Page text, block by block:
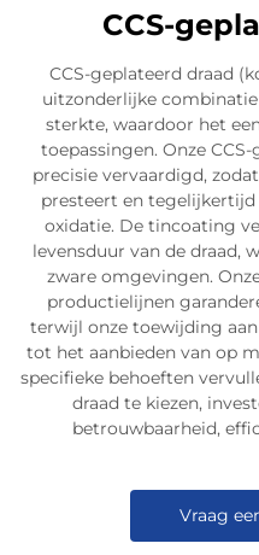
CCS-
CCS-geplateerd draad
uitzonderlijke
sterkte, waardoor het
toepassingen. Onze
precisie vervaardigd,
presteert en
oxidatie. De tincoating
levensduur van de draad,
zware omgevingen.
productielijnen
terwijl onze toewijding
tot het aanbieden van op
specifieke behoeften
draad te kiezen,
betrouwbaarheid,
Vraag